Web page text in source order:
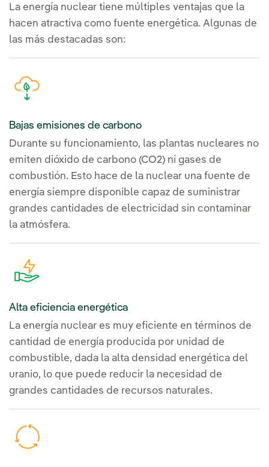
La energía nuclear tiene múltiples ventajas que la
hacen atractiva como fuente energética. Algunas de
las más destacadas son:
Bajas emisiones de carbono
Durante su funcionamiento, las plantas nucleares no
emiten dióxido de carbono (CO2) ni gases de
combustión. Esto hace de la nuclear una fuente de
energía siempre disponible capaz de suministrar
grandes cantidades de electricidad sin contaminar
la atmósfera.
Alta eficiencia energética
La energía nuclear es muy eficiente en términos de
cantidad de energía producida por unidad de
combustible, dada la alta densidad energética del
uranio, lo que puede reducir la necesidad de
grandes cantidades de recursos naturales.